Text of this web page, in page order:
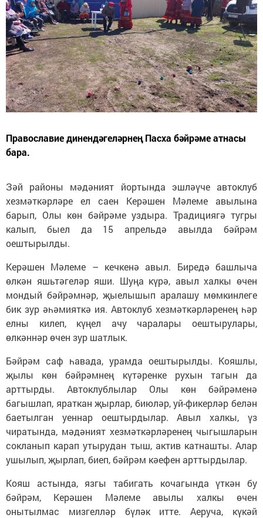
Православие динендәгеләрнең Пасха бәйрәме атнасы
бара.
Зәй районы мәдәният йортында эшләүче автоклуб
хезмәткәрләре ел саен Керәшен Мәлеме авылына
барып, Олы көн бәйрәме уздыра. Традициягә тугры
калып, быел да 15 апрельдә авылда бәйрәм
оештырылды.
Керәшен Мәлеме – кечкенә авыл. Биредә башлыча
өлкән яшьтәгеләр яши. Шуңа күрә, авыл халкы өчен
мондый бәйрәмнәр, җыелышып аралашу мөмкинлеге
бик зур әһәмияткә ия. Автоклуб хезмәткәрләренең һәр
елны килеп, күңел ачу чаралары оештырулары,
өлкәннәр өчен зур шатлык.
Бәйрәм саф һавада, урамда оештырылды. Кояшлы,
җылы көн бәйрәмнең күтәренке рухын тагын да
арттырды. Автоклублылар Олы көн бәйрәменә
багышлап, яраткан җырлар, биюләр, уй-фикерләр белән
баетылган уеннар оештырдылар. Авыл халкы, үз
чиратында, мәдәният хезмәткәрләренең чыгышларын
сокланып карап утырудан тыш, актив катнашты. Алар
ушылып, җырлап, биеп, бәйрәм кәефен арттырдылар.
Кояш астында, язгы табигать кочагында үткән бу
бәйрәм, Керәшен Мәлеме авылы халкы өчен
онытылмас мизгелләр бүләк итте. Аеруча, күкәй